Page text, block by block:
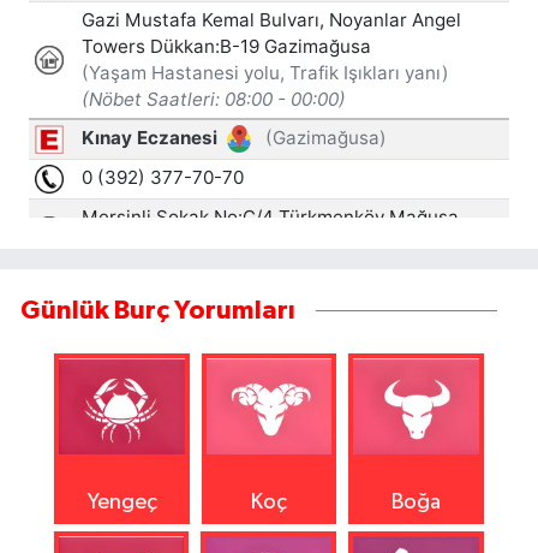
Günlük Burç Yorumları
Yengeç Koç Boğa